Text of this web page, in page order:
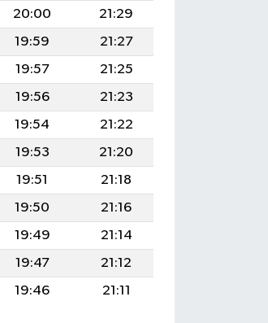
20:00
21:29
19:59
21:27
19:57
21:25
19:56
21:23
19:54
21:22
19:53
21:20
19:51
21:18
19:50
21:16
19:49
21:14
19:47
21:12
19:46 21:11